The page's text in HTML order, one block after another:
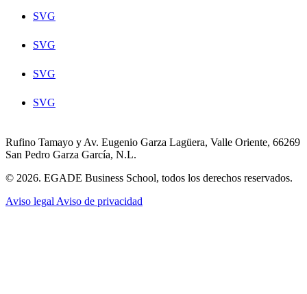
SVG
SVG
SVG
SVG
Rufino Tamayo y Av. Eugenio Garza Lagüera, Valle Oriente, 66269
San Pedro Garza García, N.L.
© 2026. EGADE Business School, todos los derechos reservados.
Aviso legal Aviso de privacidad